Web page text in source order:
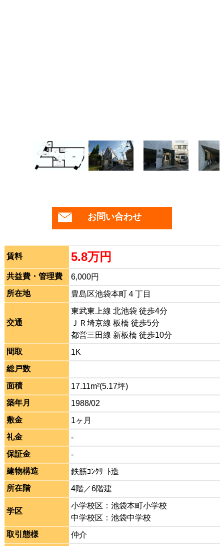
お問い合わせ
賃料 5.8万円
共益費・管理費
6,000円
所在地
豊島区池袋本町４丁目
交通
東武東上線 北池袋 徒歩4分
ＪＲ埼京線 板橋 徒歩5分
都営三田線 新板橋 徒歩10分
間取
1K
総戸数
面積
17.11m²(5.17坪)
築年月
1988/02
敷金
1ヶ月
礼金
-
保証金
-
建物構造
鉄筋ｺﾝｸﾘｰﾄ造
所在階
4階／6階建
学区
小学校区：池袋本町小学校
中学校区：池袋中学校
取引態様
仲介